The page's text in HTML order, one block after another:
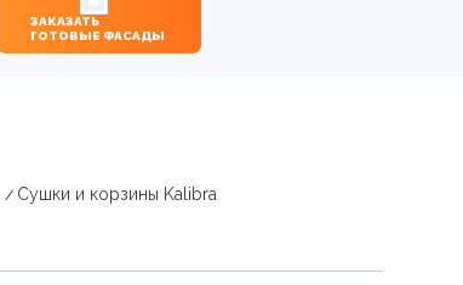
ЗАКАЗАТЬ
ГОТОВЫЕ ФАСАДЫ
Сушки и корзины Kalibra